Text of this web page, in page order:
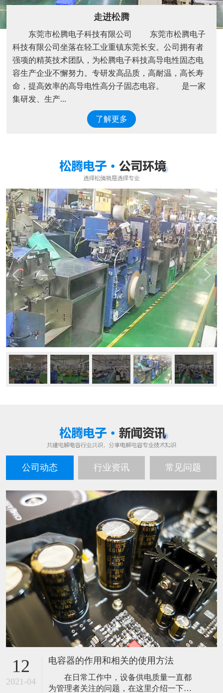
走进松腾
东莞市松腾电子科技有限公司 东莞市松腾电子
科技有限公司坐落在轻工业重镇东莞长安。公司拥有者
强项的精英技术团队，为松腾电子科技高导电性固态电
容生产企业不懈努力。专研发高品质，高耐温，高长寿
命，提高效率的高导电性高分子固态电容。 是一家
集研发、生产...
了解更多
公司动态 行业资讯 常见问题
12
2021-04
电容器的作用和相关的使用方法
在日常工作中，设备供电质量一直都
为管理者关注的问题，在这里介绍一下电